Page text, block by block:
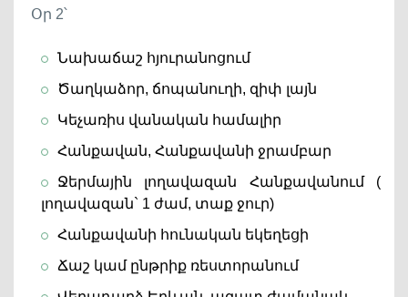
Օր 2՝
Նախաճաշ հյուրանոցում
Ծաղկաձոր, ճոպանուղի, զիփ լայն
Կեչառիս վանական համալիր
Հանքավան, Հանքավանի ջրամբար
Ջերմային լողավազան Հանքավանում (
լողավազան` 1 ժամ, տաք ջուր)
Հանքավանի հունական եկեղեցի
Ճաշ կամ ընթրիք ռեստորանում